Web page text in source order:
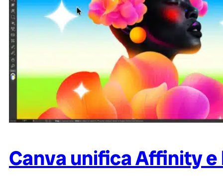
Canva unifica Affinity